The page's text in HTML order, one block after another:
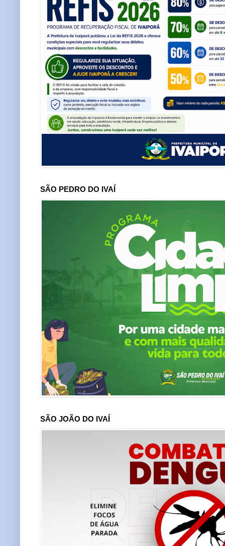
SÃO PEDRO DO IVAÍ
SÃO JOÃO DO IVAÍ